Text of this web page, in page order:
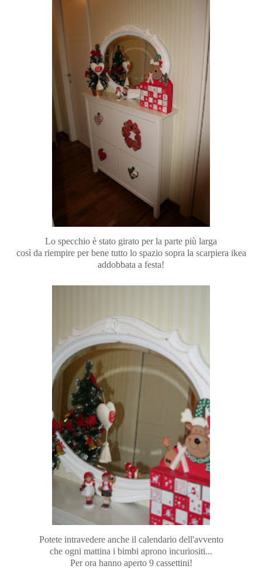
Lo specchio è stato girato per la parte più larga
così da riempire per bene tutto lo spazio sopra la scarpiera ikea
addobbata a festa!
Potete intravedere anche il calendario dell'avvento
che ogni mattina i bimbi aprono incuriositi...
Per ora hanno aperto 9 cassettini!